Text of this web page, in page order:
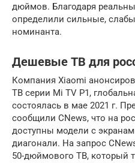
дюймов. Благодаря
определили сильные,
номинанта.
Дешевые ТВ для
Компания Xiaomi
ТВ серии Mi TV P1,
состоялась в мае 2021 г.
сообщили CNews, что на
доступны модели с
диагонали. На запрос
50-дюймового ТВ, который